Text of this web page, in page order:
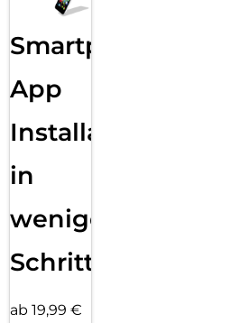
Smartphone
App
Installation
in
wenigen
Schritten
ab 19,99 €